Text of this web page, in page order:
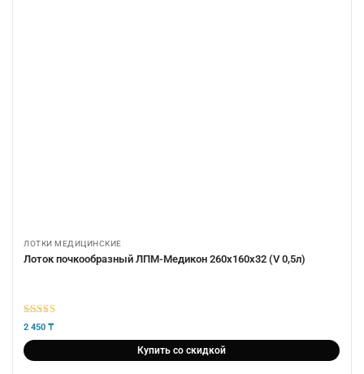
ЛОТКИ МЕДИЦИНСКИЕ
Лоток почкообразный ЛПМ-Медикон 260х160х32 (V 0,5л)
5 из 5
2 450 ₸
Купить со скидкой